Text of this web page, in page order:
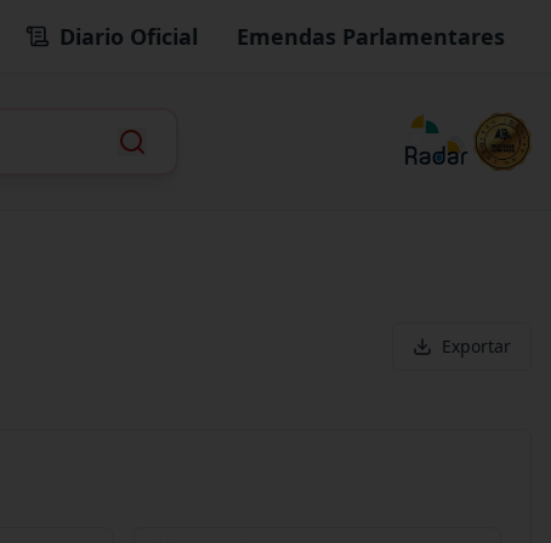
Diario Oficial Emendas Parlamentares
Exportar